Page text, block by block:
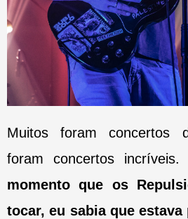
Muitos foram concertos
foram concertos incríveis.
momento que os
tocar, eu sabia que